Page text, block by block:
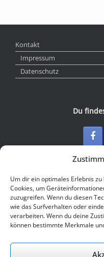
Um dir ein optimales Erlebnis
Cookies, um
zuzugreifen. Wenn du diesen
wie das Surfverhalten oder
verarbeiten. Wenn du deine
können bestimmte Merkmale
Kontakt
Impressum
Datenschutz
Du
Kontakt
Junge Presse Niedersachsen
Rückertstraße 10
30169 Hannover